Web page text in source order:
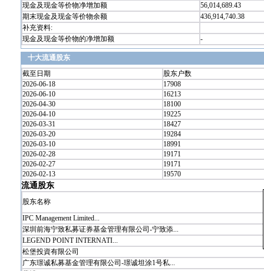
现金及现金等价物净增加额
56,014,689.43
期末现金及现金等价物余额
436,914,740.38
补充资料:
现金及现金等价物的净增加额
-
十大流通股东
截至日期
股东户数
2026-06-18
17908
2026-06-10
16213
2026-04-30
18100
2026-04-10
19225
2026-03-31
18427
2026-03-20
19284
2026-03-10
18991
2026-02-28
19171
2026-02-27
19171
2026-02-13
19570
流通股东
股东名称
IPC Management Limited...
深圳前海宁致私募证券基金管理有限公司-宁致添...
LEGEND POINT INTERNATI...
松堡投資有限公司
广东璟诚私募基金管理有限公司-璟诚坦涂1号私...